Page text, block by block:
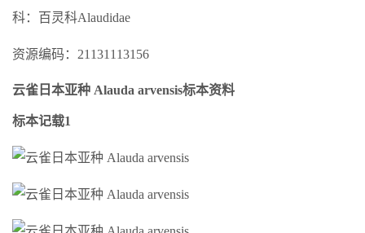
科：百灵科Alaudidae
资源编码：21131113156
云雀日本亚种 Alauda arvensis标本资料
标本记载1